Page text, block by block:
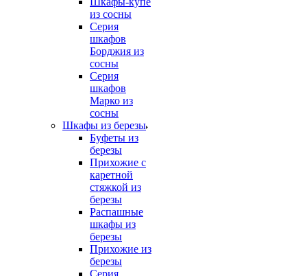
из сосны
Серия
шкафов
Борджия из
сосны
Серия
шкафов
Марко из
сосны
Шкафы из березы
Буфеты из
березы
Прихожие с
каретной
стяжкой из
березы
Распашные
шкафы из
березы
Прихожие из
березы
Серия